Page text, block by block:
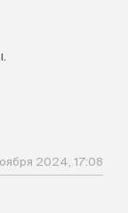
2024, 17:08